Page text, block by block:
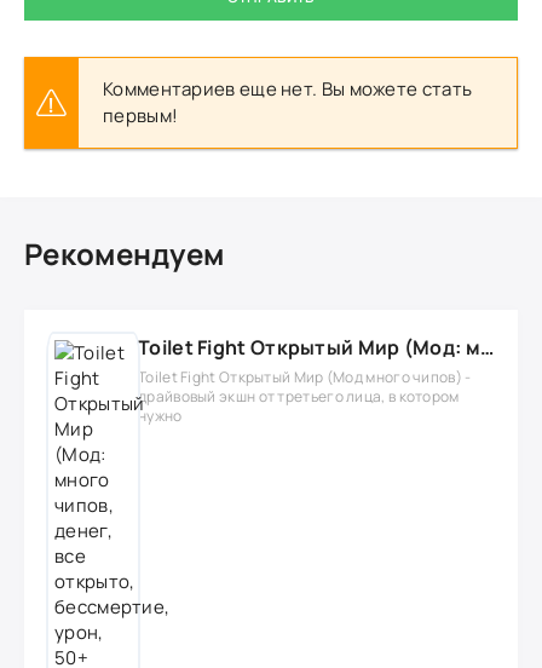
Комментариев еще нет. Вы можете стать
первым!
Рекомендуем
Toilet Fight Открытый Мир (Мод: много чипов, денег, все открыто, бессмертие, урон, 50+ читов)
Toilet Fight Открытый Мир (Мод много чипов) -
драйвовый экшн от третьего лица, в котором
нужно